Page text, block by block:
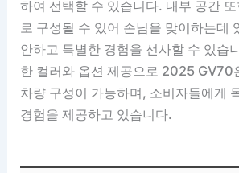
하여 선택할 수 있습니다. 내부 공간
로 구성될 수 있어 손님을 맞이하는데
안하고 특별한 경험을 선사할 수 있습
한 컬러와 옵션 제공으로 2025 GV70
차량 구성이 가능하며, 소비자들에게
경험을 제공하고 있습니다.